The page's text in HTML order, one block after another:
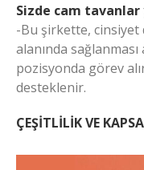
Sizde cam tavanlar
-Bu şirkette, cinsiyet
alanında sağlanması
pozisyonda görev
desteklenir.
ÇEŞİTLİLİK VE